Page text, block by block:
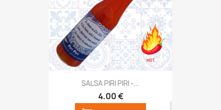
SALSA PIRI PIRI -...
4,00 €